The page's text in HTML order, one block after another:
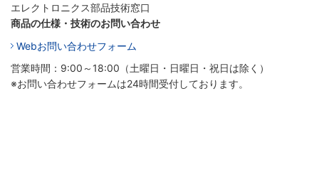
エレクトロニクス部品技術窓口
商品の仕様・技術のお問い合わせ
Webお問い合わせフォーム
営業時間：9:00～18:00（土曜日・日曜日・祝日は除く）
※お問い合わせフォームは24時間受付しております。